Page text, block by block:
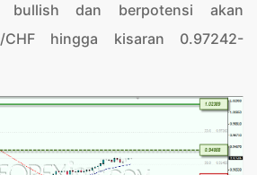
bullish dan berpotensi akan
CHF hingga kisaran 0.97242-